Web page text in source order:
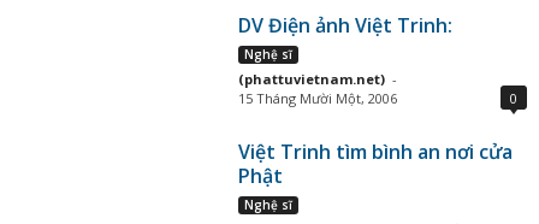
DV Điện ảnh Việt Trinh:
Nghệ sĩ
(phattuvietnam.net) -
15 Tháng Mười Một, 2006
0
Việt Trinh tìm bình an nơi cửa
Phật
Nghệ sĩ